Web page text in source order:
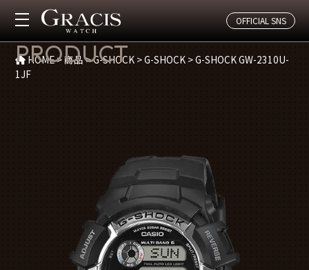
OFFICIAL SNS
商品紹介
PRODUCT
HOME>商品>G-SHOCK >G-SHOCK >G-SHOCK GW-2310U-
1JF